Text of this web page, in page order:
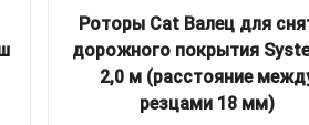
Роторы Cat Валец для
дорожного покрытия
2,0 м (расстояние
резцами 18 мм)